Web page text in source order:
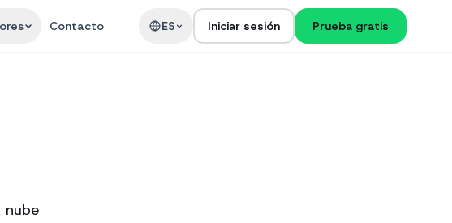
Contacto ES Iniciar sesión Prueba gratis
nube